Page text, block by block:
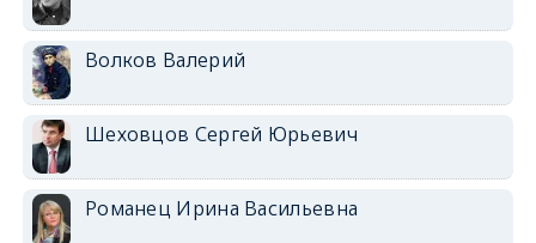
Волков Валерий
Шеховцов Сергей Юрьевич
Романец Ирина Васильевна